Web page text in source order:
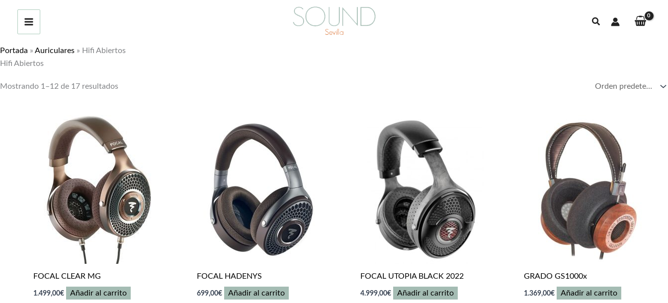
contenido
Buscar
Portada » Auriculares » Hifi Abiertos
Hifi Abiertos
Mostrando 1–12 de 17 resultados
FOCAL CLEAR MG
1.499,00€ Añadir al carrito
FOCAL HADENYS
699,00€ Añadir al carrito
FOCAL UTOPIA BLACK 2022
4.999,00€ Añadir al carrito
GRADO GS1000x
1.369,00€ Añadir al carrito